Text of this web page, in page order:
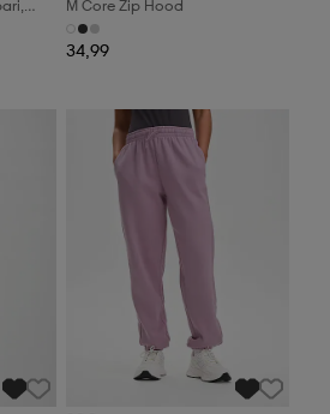
M Core Zip Hood
34,99
Valitse 2, maksa 44,99€